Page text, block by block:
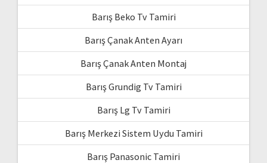
Barış Beko Tv Tamiri
Barış Çanak Anten Ayarı
Barış Çanak Anten Montaj
Barış Grundig Tv Tamiri
Barış Lg Tv Tamiri
Barış Merkezi Sistem Uydu Tamiri
Barış Panasonic Tamiri